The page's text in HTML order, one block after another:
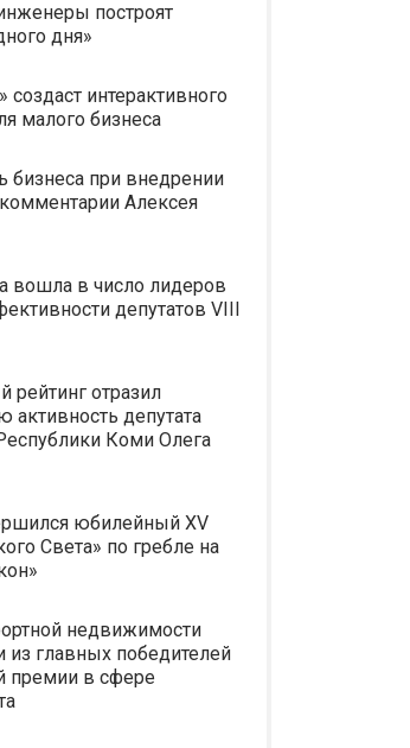
построят
дня»
создаст интерактивного
малого бизнеса
бизнеса при внедрении
Алексея
вошла в число лидеров
депутатов VIII
рейтинг отразил
активность депутата
Коми Олега
юбилейный XV
Света» по гребле на
недвижимости
из главных победителей
премии в сфере